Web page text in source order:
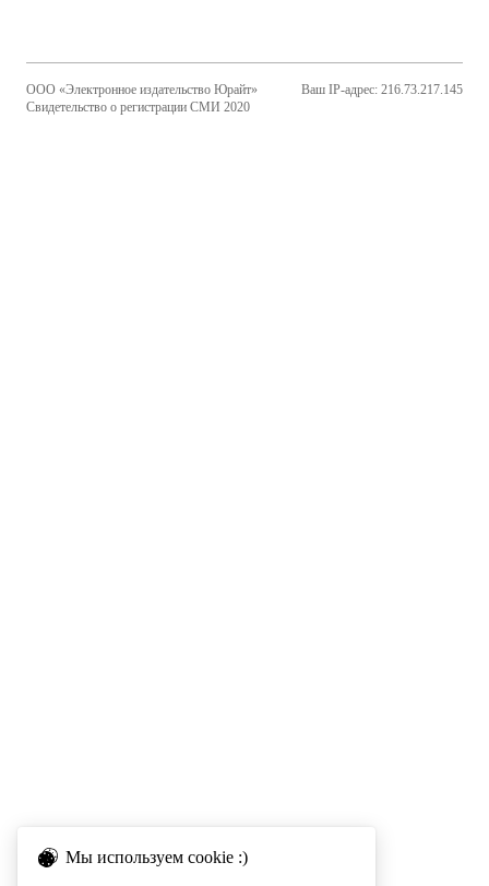
Мы используем cookie :)
ООО «Электронное издательство Юрайт»
Свидетельство о регистрации СМИ 2020
Ваш IP-адрес: 216.73.217.145